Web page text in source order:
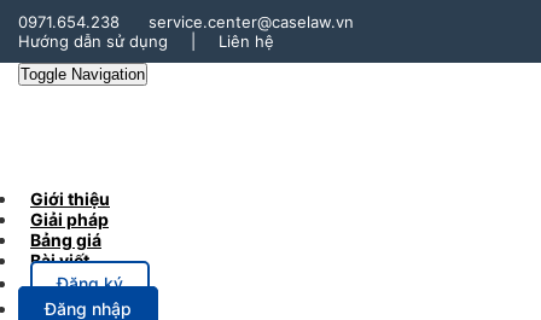
0971.654.238
service.center@caselaw.vn
Hướng dẫn sử dụng
Liên hệ
Toggle Navigation
Giới thiệu
Giải pháp
Bảng giá
Bài viết
Đăng ký
Đăng nhập